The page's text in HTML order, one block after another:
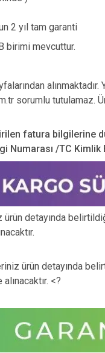
2 yıl tam garanti
birimi mevcuttur.
alınmaktadır.
sorumlu
fatura bilgilerine
Numarası /TC
ürün detayında
ürün detayında
<?